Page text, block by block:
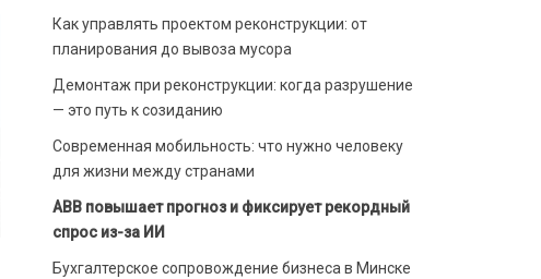
Как управлять проектом реконструкции: от
планирования до вывоза мусора
Демонтаж при реконструкции: когда разрушение
— это путь к созиданию
Современная мобильность: что нужно человеку
для жизни между странами
ABB повышает прогноз и фиксирует рекордный
спрос из-за ИИ
Бухгалтерское сопровождение бизнеса в Минске